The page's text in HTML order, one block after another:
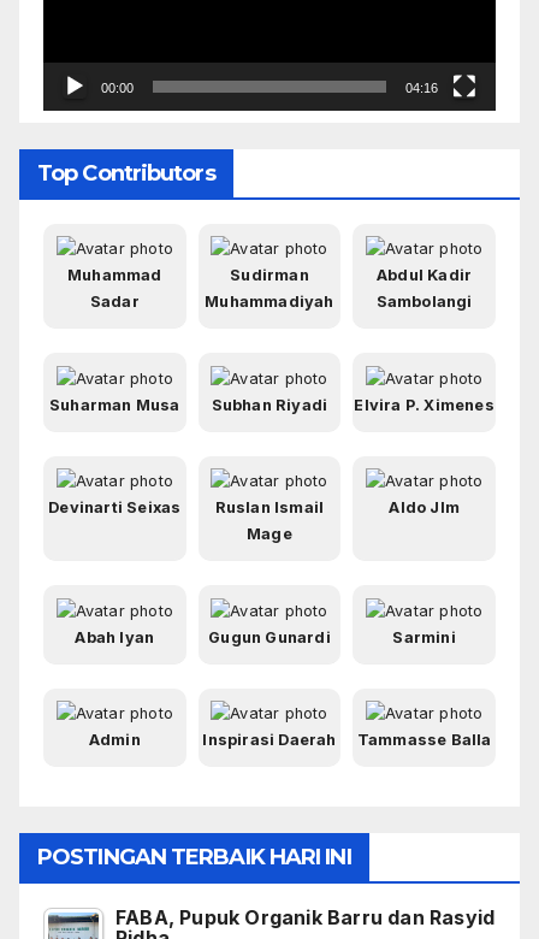
00:00 04:16
Top Contributors
Muhammad
Sadar
Sudirman
Muhammadiyah
Abdul Kadir
Sambolangi
Suharman Musa Subhan Riyadi Elvira P. Ximenes
Devinarti Seixas
Ruslan Ismail
Mage
Aldo Jlm
Abah Iyan Gugun Gunardi Sarmini
Admin Inspirasi Daerah Tammasse Balla
POSTINGAN TERBAIK HARI INI
FABA, Pupuk Organik Barru dan Rasyid